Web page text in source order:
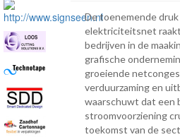
De toenemende
elektriciteitsnet
bedrijven in de
grafische
groeiende
verduurzaming en
waarschuwt dat een
stroomvoorziening
toekomst van de